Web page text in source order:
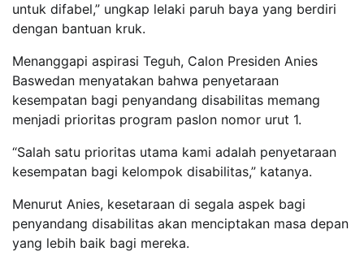
untuk difabel,” ungkap lelaki paruh baya yang berdiri
dengan bantuan kruk.
Menanggapi aspirasi Teguh, Calon Presiden Anies
Baswedan menyatakan bahwa penyetaraan
kesempatan bagi penyandang disabilitas memang
menjadi prioritas program paslon nomor urut 1.
“Salah satu prioritas utama kami adalah penyetaraan
kesempatan bagi kelompok disabilitas,” katanya.
Menurut Anies, kesetaraan di segala aspek bagi
penyandang disabilitas akan menciptakan masa depan
yang lebih baik bagi mereka.